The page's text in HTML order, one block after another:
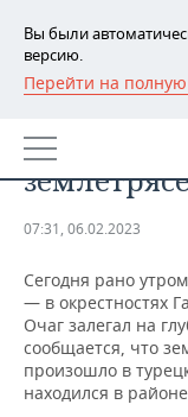
Вы были
версию.
Перейти на
РЕГИОНЫ
БАШКОРТОСТАН
ТАТАРСТАН
НОВОСТИ
АНАЛИТИКА
ДЕКЛАРАЦИИ О
КОРОЛИ
НОВОСТИ
ФИНАНСЫ
НОВОСТИ
НЕДВИЖИМОСТЬ
В Турции
07:31, 06.02.2023
Сегодня рано
— в окрестностях
Очаг залегал на
сообщается, что
произошло в
находился в